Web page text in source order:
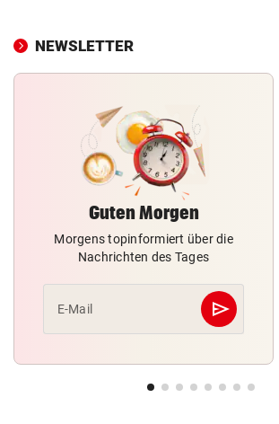
NEWSLETTER
Guten Morgen
Morgens topinformiert über die
Nachrichten des Tages
E-Mail send
Abschicken